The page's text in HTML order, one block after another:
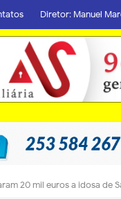
Diretor: Manuel
20 mil euros a idosa de